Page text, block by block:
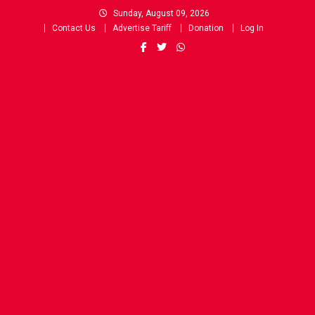
Sunday, August 09, 2026
Contact Us
Advertise Tariff Donation Log In